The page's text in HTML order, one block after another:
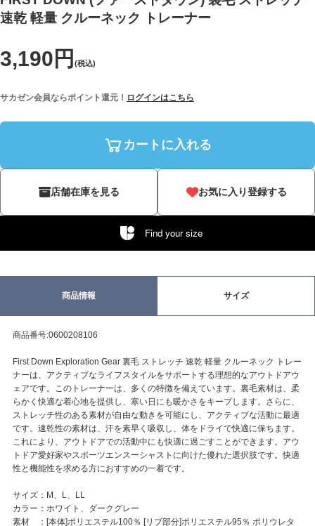
速乾 軽量 クルーネック トレーナー
3,190円 (税込)
サカゼン会員ならポイント還元！ ログインはこちら
カートに入れる
店舗在庫を見る お気に入り登録する
Find your size
商品情報 サイズ
商品番号:0600208106
First Down Exploration Gear 裏毛 ストレッチ 速乾 軽量 クルーネック トレー
ナーは、アクティブなライフスタイルをサポートする理想的なアウトドアウ
ェアです。このトレーナーは、多くの特徴を備えています。裏毛素材は、柔
らかく快適な着心地を提供し、寒い日にも暖かさをキープします。さらに、
ストレッチ性のある素材が自由な動きを可能にし、アクティブな活動に最適
です。速乾性の素材は、汗を素早く吸収し、体をドライで快適に保ちます。
これにより、アウトドアでの活動中にも快適に過ごすことができます。アウ
トドア愛好家やスポーツエンスーシャストに向けた優れた選択肢です。快適
性と機能性を求める方におすすめの一着です。
サイズ：M、L、LL
カラー：ホワイト、ダークグレー
素材 ：[本体]ポリエステル100％ [リブ部分]ポリエステル95％ ポリウレタ